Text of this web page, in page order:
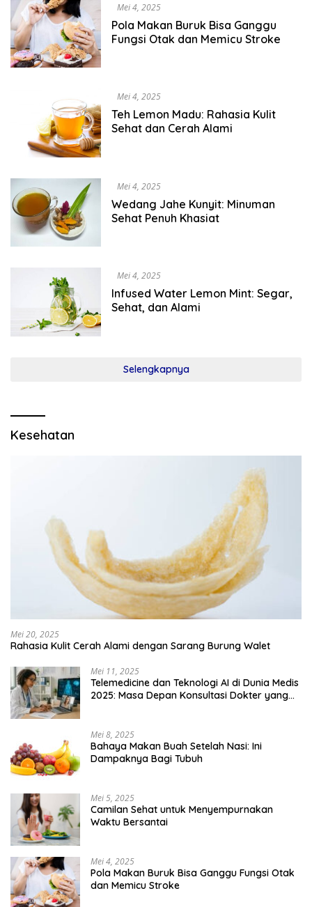
Mei 4, 2025
Pola Makan Buruk Bisa Ganggu
Fungsi Otak dan Memicu Stroke
Mei 4, 2025
Teh Lemon Madu: Rahasia Kulit
Sehat dan Cerah Alami
Mei 4, 2025
Wedang Jahe Kunyit: Minuman
Sehat Penuh Khasiat
Mei 4, 2025
Infused Water Lemon Mint: Segar,
Sehat, dan Alami
Selengkapnya
Kesehatan
Mei 20, 2025
Rahasia Kulit Cerah Alami dengan Sarang Burung Walet
Mei 11, 2025
Telemedicine dan Teknologi AI di Dunia Medis
2025: Masa Depan Konsultasi Dokter yang
Mei 8, 2025
Bahaya Makan Buah Setelah Nasi: Ini
Dampaknya Bagi Tubuh
Mei 5, 2025
Camilan Sehat untuk Menyempurnakan
Waktu Bersantai
Mei 4, 2025
Pola Makan Buruk Bisa Ganggu Fungsi Otak
dan Memicu Stroke